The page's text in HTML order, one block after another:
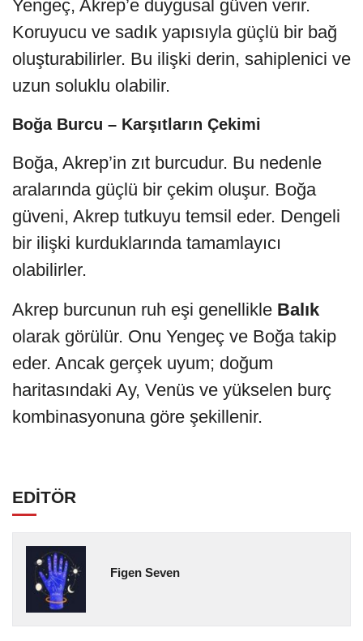
Yengeç, Akrep’e duygusal güven verir.
Koruyucu ve sadık yapısıyla güçlü bir bağ
oluşturabilirler. Bu ilişki derin, sahiplenici ve
uzun soluklu olabilir.
Boğa Burcu – Karşıtların Çekimi
Boğa, Akrep’in zıt burcudur. Bu nedenle
aralarında güçlü bir çekim oluşur. Boğa
güveni, Akrep tutkuyu temsil eder. Dengeli
bir ilişki kurduklarında tamamlayıcı
olabilirler.
Akrep burcunun ruh eşi genellikle Balık
olarak görülür. Onu Yengeç ve Boğa takip
eder. Ancak gerçek uyum; doğum
haritasındaki Ay, Venüs ve yükselen burç
kombinasyonuna göre şekillenir.
EDİTÖR
Figen Seven